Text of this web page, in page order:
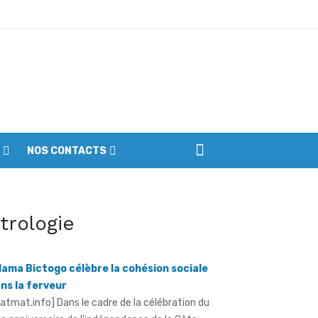
du parc
NOS CONTACTS
Bictogo célèbre la cohésion sociale
la ferveur
anniversaire de l'indépendance de la Côte
le maire de la ...
féminin U18 - Les Lioncelles